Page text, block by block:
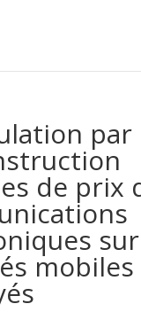
par
de prix
mobiles